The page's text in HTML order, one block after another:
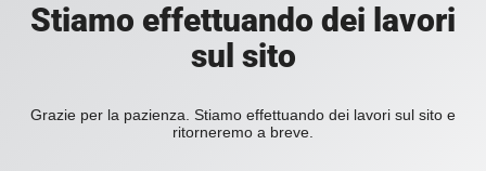
Stiamo effettuando dei lavori
sul sito
Grazie per la pazienza. Stiamo effettuando dei lavori sul sito e
ritorneremo a breve.